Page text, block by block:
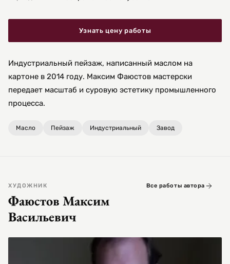
Узнать цену работы
Индустриальный пейзаж, написанный маслом на
картоне в 2014 году. Максим Фаюстов мастерски
передает масштаб и суровую эстетику промышленного
процесса.
Масло Пейзаж Индустриальный Завод
ХУДОЖНИК
Фаюстов Максим
Васильевич
Все работы автора